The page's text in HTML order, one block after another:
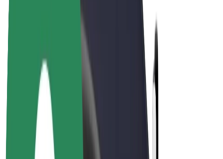
Pendapatan pemandu
Kurier
Pendapatan kurier
Peniaga Bolt Food
Fleet
Francais